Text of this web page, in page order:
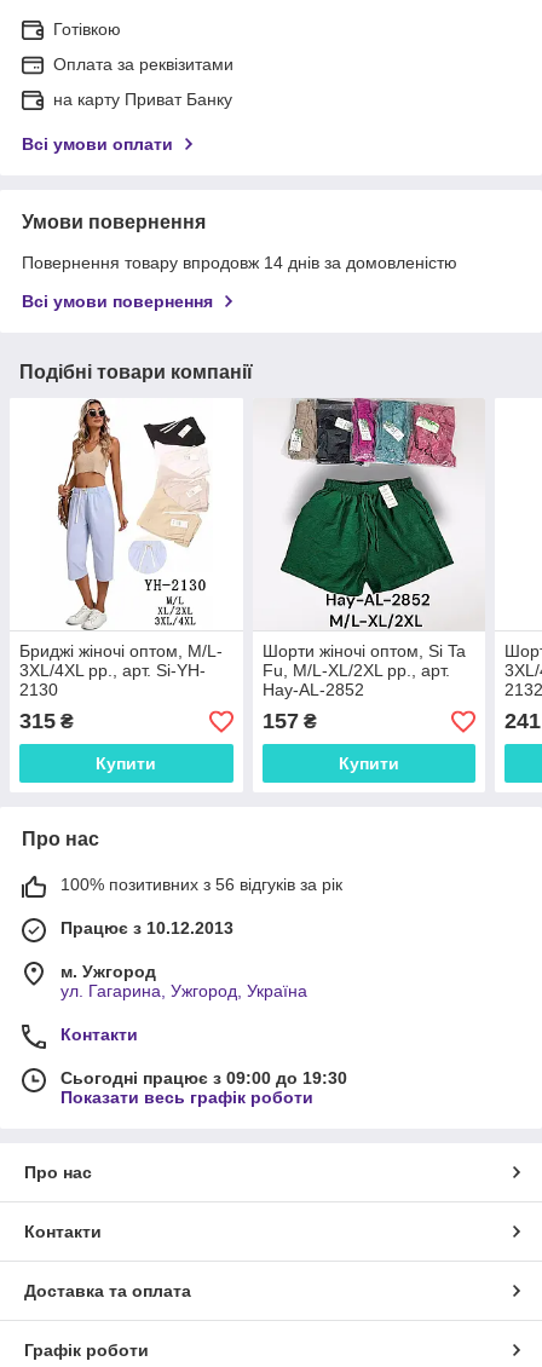
Готівкою
Оплата за реквізитами
на карту Приват Банку
Всі умови оплати
Умови повернення
Повернення товару впродовж 14 днів за домовленістю
Всі умови повернення
Подібні товари компанії
Бриджі жіночі оптом, М/L-
3XL/4XL рр., арт. Si-YH-
2130
315 ₴
Купити
Шорти жіночі оптом, Si Ta
Fu, M/L-XL/2XL рр., арт.
Hay-AL-2852
157₴
Купити
241
Про нас
100% позитивних з 56 відгуків за рік
Працює з 10.12.2013
м. Ужгород
ул. Гагарина, Ужгород, Україна
Контакти
Сьогодні працює з 09:00 до 19:30
Показати весь графік роботи
Про нас
Контакти
Доставка та оплата
Графік роботи